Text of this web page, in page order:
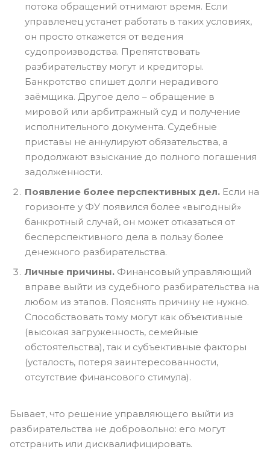
потока обращений отнимают время. Если
управленец устанет работать в таких условиях,
он просто откажется от ведения
судопроизводства. Препятствовать
разбирательству могут и кредиторы.
Банкротство спишет долги нерадивого
заёмщика. Другое дело – обращение в
мировой или арбитражный суд и получение
исполнительного документа. Судебные
приставы не аннулируют обязательства, а
продолжают взыскание до полного погашения
задолженности.
Появление более перспективных дел. Если на
горизонте у ФУ появился более «выгодный»
банкротный случай, он может отказаться от
бесперспективного дела в пользу более
денежного разбирательства.
Личные причины. Финансовый управляющий
вправе выйти из судебного разбирательства на
любом из этапов. Пояснять причину не нужно.
Способствовать тому могут как объективные
(высокая загруженность, семейные
обстоятельства), так и субъективные факторы
(усталость, потеря заинтересованности,
отсутствие финансового стимула).
Бывает, что решение управляющего выйти из
разбирательства не добровольно: его могут
отстранить или дисквалифицировать.